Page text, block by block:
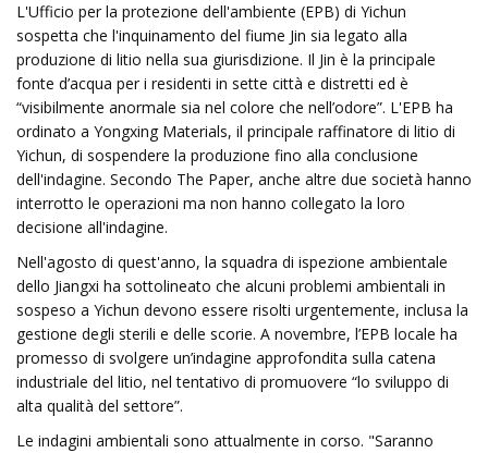
L'Ufficio per la protezione dell'ambiente (EPB) di Yichun
sospetta che l'inquinamento del fiume Jin sia legato alla
produzione di litio nella sua giurisdizione. Il Jin è la principale
fonte d’acqua per i residenti in sette città e distretti ed è
“visibilmente anormale sia nel colore che nell’odore”. L'EPB ha
ordinato a Yongxing Materials, il principale raffinatore di litio di
Yichun, di sospendere la produzione fino alla conclusione
dell'indagine. Secondo The Paper, anche altre due società hanno
interrotto le operazioni ma non hanno collegato la loro
decisione all'indagine.
Nell'agosto di quest'anno, la squadra di ispezione ambientale
dello Jiangxi ha sottolineato che alcuni problemi ambientali in
sospeso a Yichun devono essere risolti urgentemente, inclusa la
gestione degli sterili e delle scorie. A novembre, l’EPB locale ha
promesso di svolgere un’indagine approfondita sulla catena
industriale del litio, nel tentativo di promuovere “lo sviluppo di
alta qualità del settore”.
Le indagini ambientali sono attualmente in corso. "Saranno